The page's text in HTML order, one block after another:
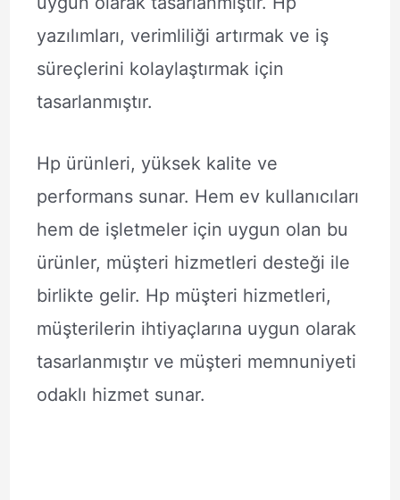
yazılımları, verimliliği artırmak ve iş
süreçlerini kolaylaştırmak için
tasarlanmıştır.
Hp ürünleri, yüksek kalite ve
performans sunar. Hem ev kullanıcıları
hem de işletmeler için uygun olan bu
ürünler, müşteri hizmetleri desteği ile
birlikte gelir. Hp müşteri hizmetleri,
müşterilerin ihtiyaçlarına uygun olarak
tasarlanmıştır ve müşteri memnuniyeti
odaklı hizmet sunar.